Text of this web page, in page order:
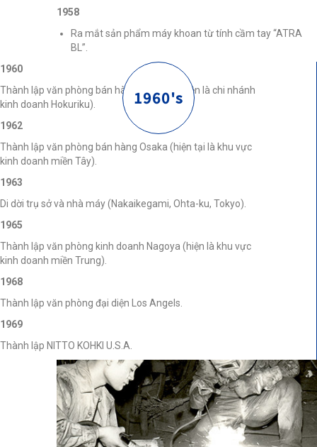
1958
Ra mắt sản phẩm máy khoan từ tính cầm tay “ATRA
BL”.
1960's
1960
Thành lập văn phòng bán hàng Toyama (hiện là chi nhánh
kinh doanh Hokuriku).
1962
Thành lập văn phòng bán hàng Osaka (hiện tại là khu vực
kinh doanh miền Tây).
1963
Di dời trụ sở và nhà máy (Nakaikegami, Ohta-ku, Tokyo).
1965
Thành lập văn phòng kinh doanh Nagoya (hiện là khu vực
kinh doanh miền Trung).
1968
Thành lập văn phòng đại diện Los Angels.
1969
Thành lập NITTO KOHKI U.S.A.